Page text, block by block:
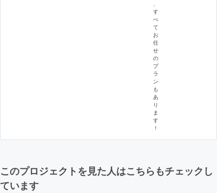
す
べ
て
お
任
せ
の
プ
ラ
ン
も
あ
り
ま
す
！
このプロジェクトを見た人はこちらもチェックし
ています